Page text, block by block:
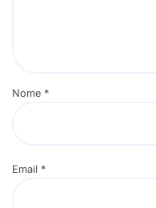
Nome *
Email *